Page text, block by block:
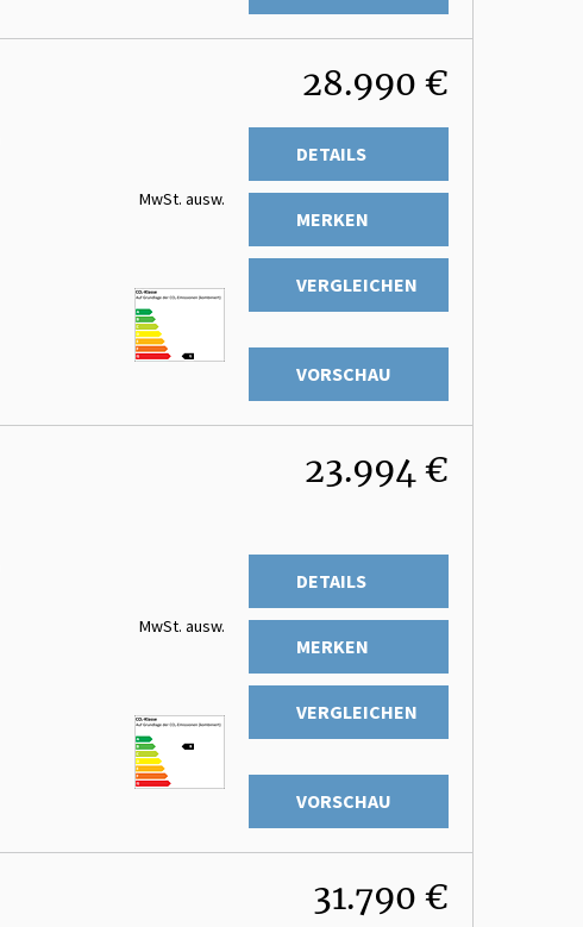
28.990 €
MwSt. ausw.
DETAILS
MERKEN
VERGLEICHEN
VORSCHAU
23.994 €
MwSt. ausw.
DETAILS
MERKEN
VERGLEICHEN
VORSCHAU
31.790 €